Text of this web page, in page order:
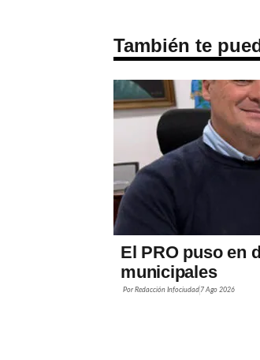
También te
El PRO puso en
municipales
Por Redacción Infociudad 7 Ago 2026